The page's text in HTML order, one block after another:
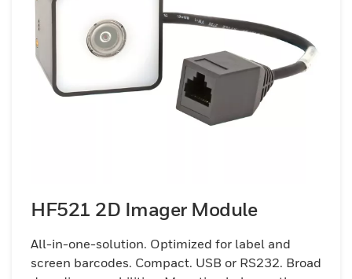
HF521 2D Imager Module
All-in-one-solution. Optimized for label and
screen barcodes. Compact. USB or RS232. Broad